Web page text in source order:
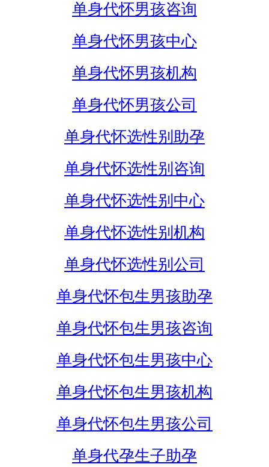
单身代怀男孩咨询
单身代怀男孩中心
单身代怀男孩机构
单身代怀男孩公司
单身代怀选性别助孕
单身代怀选性别咨询
单身代怀选性别中心
单身代怀选性别机构
单身代怀选性别公司
单身代怀包生男孩助孕
单身代怀包生男孩咨询
单身代怀包生男孩中心
单身代怀包生男孩机构
单身代怀包生男孩公司
单身代孕生子助孕